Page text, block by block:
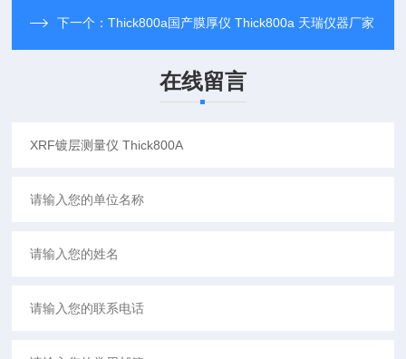
下一个：Thick800a国产膜厚仪 Thick800a 天瑞仪器厂家
在线留言